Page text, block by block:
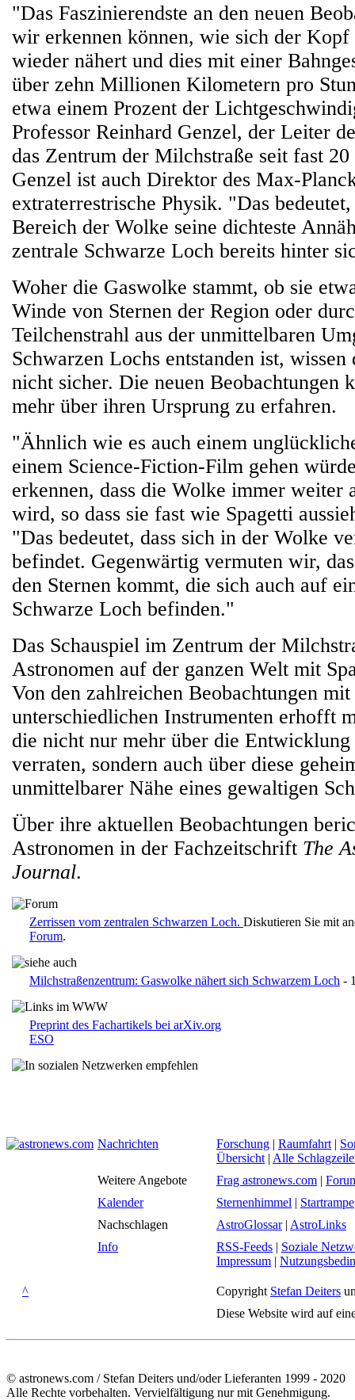
"Das Faszinierendste an den neuen
wir erkennen können, wie sich der Kopf
wieder nähert und dies mit einer
über zehn Millionen Kilometern pro
etwa einem Prozent der
Professor Reinhard Genzel, der Leiter
das Zentrum der Milchstraße seit fast 20
Genzel ist auch Direktor des Max-
extraterrestrische Physik. "Das
Bereich der Wolke seine dichteste
zentrale Schwarze Loch bereits hinter
Woher die Gaswolke stammt, ob sie
Winde von Sternen der Region oder
Teilchenstrahl aus der unmittelbaren
Schwarzen Lochs entstanden ist,
nicht sicher. Die neuen Beobachtungen
mehr über ihren Ursprung zu erfahren.
"Ähnlich wie es auch einem
einem Science-Fiction-Film gehen
erkennen, dass die Wolke immer weiter
wird, so dass sie fast wie Spagetti
"Das bedeutet, dass sich in der Wolke
befindet. Gegenwärtig vermuten wir,
den Sternen kommt, die sich auch auf
Schwarze Loch befinden."
Das Schauspiel im Zentrum der
Astronomen auf der ganzen Welt mit
Von den zahlreichen Beobachtungen mit
unterschiedlichen Instrumenten erhofft
die nicht nur mehr über die
verraten, sondern auch über diese
unmittelbarer Nähe eines gewaltigen
Über ihre aktuellen Beobachtungen
Astronomen in der Fachzeitschrift The
Journal.
Zerrissen vom zentralen Schwarzen Loch. Diskutieren Sie mit
Forum.
Milchstraßenzentrum: Gaswolke nähert sich Schwarzem Loch -
Preprint des Fachartikels bei arXiv.org
ESO
Nachrichten Forschung | Raumfahrt |
Übersicht | Alle
Weitere Angebote
Frag astronews.com |
Kalender
Sternenhimmel | Startrampe
Nachschlagen
AstroGlossar| AstroLinks
Info
RSS-Feeds | Soziale
Impressum |
^ Copyright Stefan Deiters
Diese Website wird auf
© astronews.com / Stefan Deiters und/oder Lieferanten 1999 - 2020
Alle Rechte vorbehalten. Vervielfältigung nur mit Genehmigung.